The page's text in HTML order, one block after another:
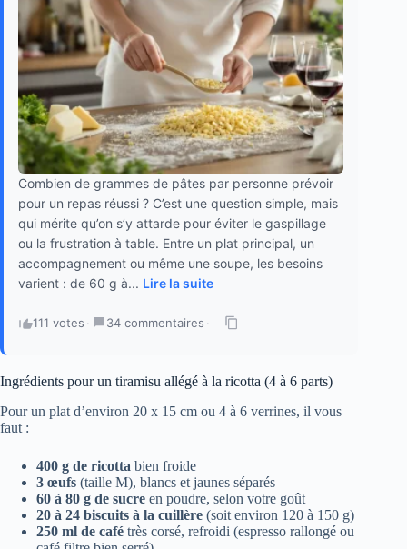
Combien de grammes de pâtes par personne prévoir
pour un repas réussi ? C’est une question simple, mais
qui mérite qu’on s’y attarde pour éviter le gaspillage
ou la frustration à table. Entre un plat principal, un
accompagnement ou même une soupe, les besoins
varient : de 60 g à... Lire la suite
111 votes · 34 commentaires ·
Ingrédients pour un tiramisu allégé à la ricotta (4 à 6 parts)
Pour un plat d’environ 20 x 15 cm ou 4 à 6 verrines, il vous
faut :
400 g de ricotta bien froide
3 œufs (taille M), blancs et jaunes séparés
60 à 80 g de sucre en poudre, selon votre goût
20 à 24 biscuits à la cuillère (soit environ 120 à 150 g)
250 ml de café très corsé, refroidi (espresso rallongé ou